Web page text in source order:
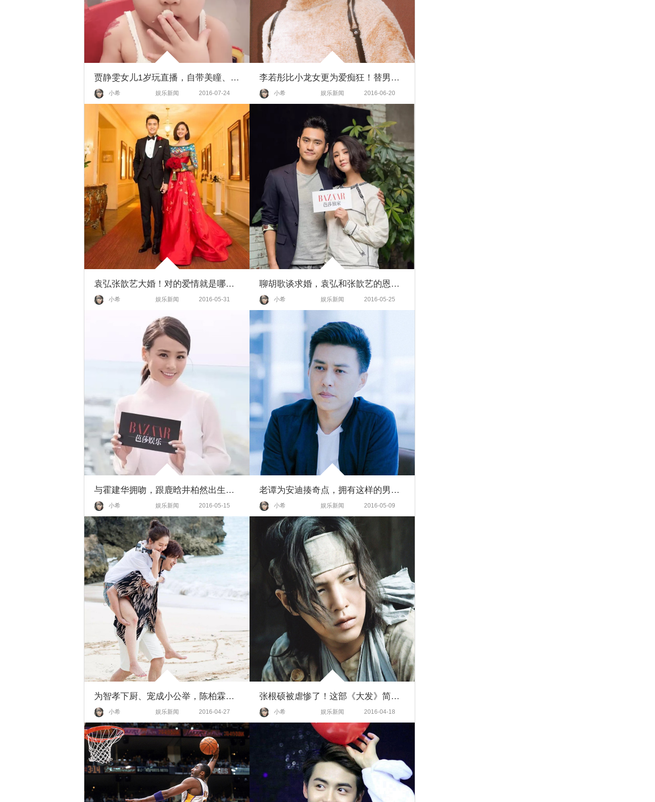
贾静雯女儿1岁玩直播，自带美瞳、长睫毛的她现在比妈妈颜值还高啦！
小希 娱乐新闻 2016-07-24
李若彤比小龙女更为爱痴狂！替男友还债10年反被抛弃，她用5年走出抑郁！
小希 娱乐新闻 2016-06-20
袁弘张歆艺大婚！对的爱情就是哪怕嘴上互黑千百遍，内心也爱你不厌倦！
小希 娱乐新闻 2016-05-31
聊胡歌谈求婚，袁弘和张歆艺的恩爱根本不用秀，光打打闹闹就很虐狗！
小希 娱乐新闻 2016-05-25
与霍建华拥吻，跟鹿晗井柏然出生入死，是马思纯！
小希 娱乐新闻 2016-05-15
老谭为安迪揍奇点，拥有这样的男闺蜜这辈子也是值了！
小希 娱乐新闻 2016-05-09
为智孝下厨、宠成小公举，陈柏霖只要女友开心就可以
小希 娱乐新闻 2016-04-27
张根硕被虐惨了！这部《大发》简直就是有毒啊！
小希 娱乐新闻 2016-04-18